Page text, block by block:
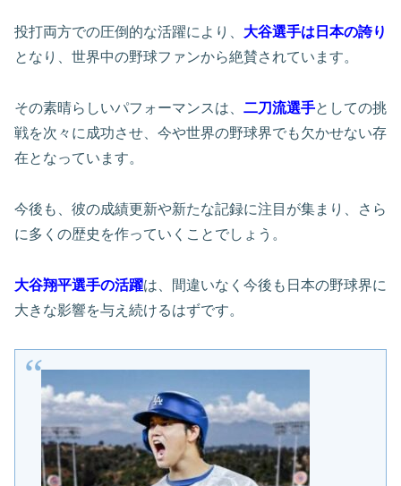
投打両方での圧倒的な活躍により、 大谷選手は日本の誇り
となり、世界中の野球ファンから絶賛されています。
その素晴らしいパフォーマンスは、 二刀流選手としての挑
戦を次々に成功させ、今や世界の野球界でも欠かせない存
在となっています。
今後も、彼の成績更新や新たな記録に注目が集まり、さら
に多くの歴史を作っていくことでしょう。
大谷翔平選手の活躍は、間違いなく今後も日本の野球界に
大きな影響を与え続けるはずです。